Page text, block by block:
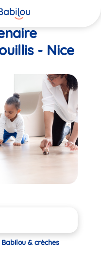
- Nice
& crèches